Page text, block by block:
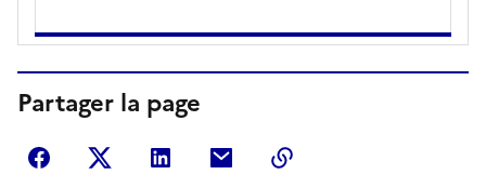
Partager la page
Partager sur Facebook
Partager sur Twitter
Partager sur LinkedIn
Partager par courriel